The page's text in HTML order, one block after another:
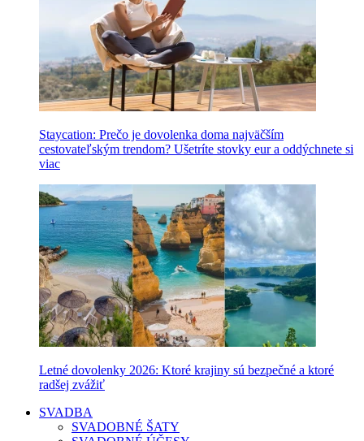
Staycation: Prečo je dovolenka doma najväčším
cestovateľským trendom? Ušetríte stovky eur a oddýchnete si
viac
Letné dovolenky 2026: Ktoré krajiny sú bezpečné a ktoré
radšej zvážiť
SVADBA
SVADOBNÉ ŠATY